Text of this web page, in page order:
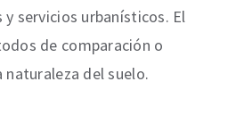
servicios urbanísticos. El
de comparación o
naturaleza del suelo.